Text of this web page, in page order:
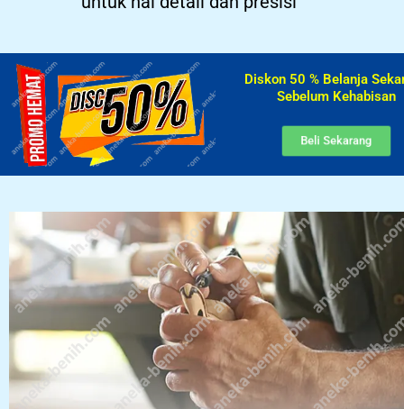
Diskon 50 % Belanja
Sebelum Kehabisan​
Beli Sekarang